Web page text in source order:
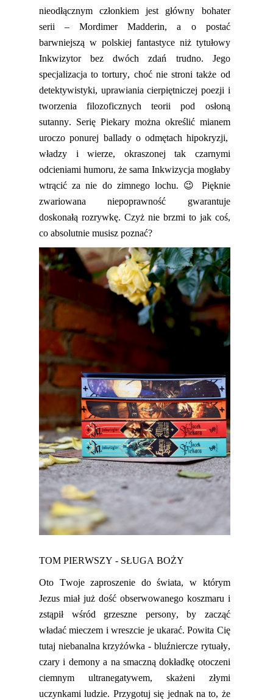
nieodłącznym członkiem jest główny bohater
serii –Mordimer Madderin, a o postać
barwniejszą w polskiej fantastyce niż tytułowy
Inkwizytor bez dwóch zdań trudno. Jego
specjalizacja to tortury, choć nie stroni także od
detektywistyki, uprawiania cierpiętniczej poezji i
tworzenia filozoficznych teorii pod osłoną
sutanny. SerięPiekary można określić mianem
uroczo ponurej balladyo odmętach hipokryzji,
władzy i wierze, okraszonej tak czarnymi
odcieniami humoru, że sama Inkwizycja mogłaby
wtrącić za nie do zimnego lochu. 😉
Pięknie
zwariowana niepoprawność gwarantuje
doskonałą rozrywkę. Czyż nie brzmi to jak coś,
co absolutnie musisz poznać?
TOM PIERWSZY - SŁUGA BOŻY
Oto Twoje zaproszenie do świata, w którym
Jezus miał już dość obserwowanego koszmaru i
zstąpił wśród grzeszne persony, by zacząć
władać mieczem i wreszcie jeukarać.Powita Cię
tutaj niebanalna krzyżówka - bluźniercze rytuały,
czary i demony a na smaczną dokładkę otoczeni
ciemnym ultranegatywem, skażeni złymi
uczynkami ludzie. Przygotuj się jednak na to, że